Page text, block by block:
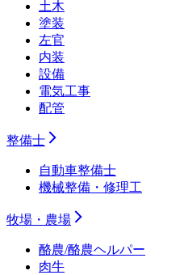
土木
塗装
左官
内装
設備
電気工事
配管
整備士
自動車整備士
機械整備・修理工
牧場・農場
酪農/酪農ヘルパー
肉牛